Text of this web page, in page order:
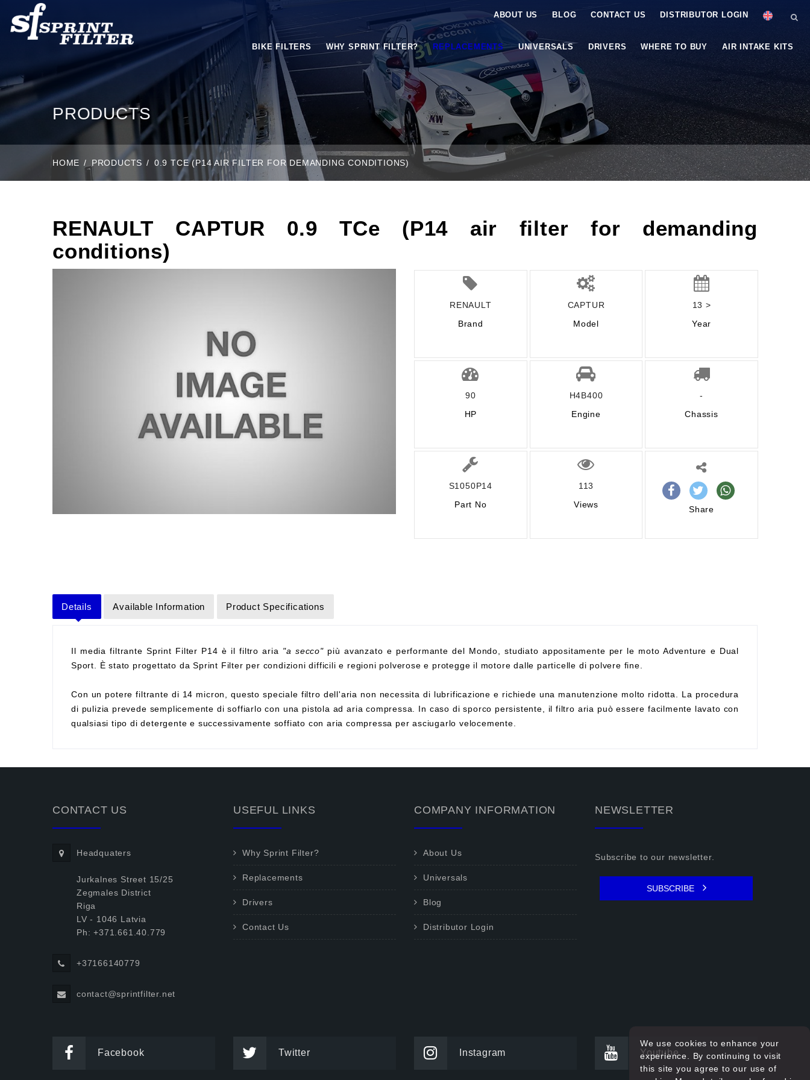
ABOUT US BLOG CONTACT US DISTRIBUTOR LOGIN
BIKE FILTERS WHY SPRINT FILTER? REPLACEMENTS UNIVERSALS DRIVERS WHERE TO BUY AIR INTAKE KITS
PRODUCTS
HOME PRODUCTS 0.9 TCE (P14 AIR FILTER FOR DEMANDING CONDITIONS)
RENAULT CAPTUR 0.9 TCe (P14 air filter for demanding
conditions)
RENAULT
Brand
CAPTUR
Model
13 >
Year
90
HP
H4B400
Engine
-
Chassis
S1050P14
Part No
113
Views
Share
Details Available Information Product Specifications
Il media filtrante Sprint Filter P14 è il filtro aria "a secco"più avanzato e performante del Mondo, studiato appositamente per le moto Adventure e Dual
Sport. È stato progettato da Sprint Filter per condizioni difficili e regioni polverose e protegge il motore dalle particelle di polvere fine.
Con un potere filtrante di 14 micron, questo speciale filtro dell'aria non necessita di lubrificazione e richiede una manutenzione molto ridotta. La procedura
di pulizia prevede semplicemente di soffiarlo con una pistola ad aria compressa. In caso di sporco persistente, il filtro aria può essere facilmente lavato con
qualsiasi tipo di detergente e successivamente soffiato con aria compressa per asciugarlo velocemente.
CONTACT US
Headquaters
Jurkalnes Street 15/25
Zegmales District
Riga
LV - 1046 Latvia
Ph: +371.661.40.779
+37166140779
contact@sprintfilter.net
USEFUL LINKS
Why Sprint Filter?
Replacements
Drivers
Contact Us
COMPANY INFORMATION
About Us
Universals
Blog
Distributor Login
NEWSLETTER
Subscribe to our newsletter.
SUBSCRIBE
Facebook Twitter Instagram Youtube
We use cookies to enhance your
experience. By continuing to visit
this site you agree to our use of